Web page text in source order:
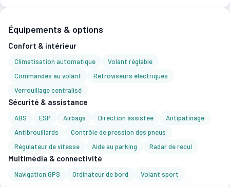
Équipements & options
Confort & intérieur
Climatisation automatique
Volant réglable
Commandes au volant
Rétroviseurs électriques
Verrouillage centralisé
Sécurité & assistance
ABS ESP Airbags Direction assistée
Antipatinage
Antibrouillards
Contrôle de pression des pneus
Régulateur de vitesse
Aide au parking Radar de recul
Multimédia & connectivité
Navigation GPS Ordinateur de bord Volant sport